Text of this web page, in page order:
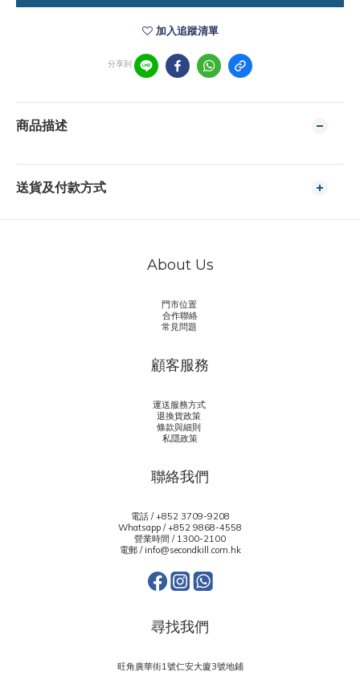
加入追蹤清單
分享到
商品描述
送貨及付款方式
About Us
門市位置
合作聯絡
常見問題
顧客服務
運送服務方式
退換貨政策
條款與細則
私隱政策
聯絡我們
電話 / +852 3709-9208
Whatsapp /+852 9868-4558
營業時間 / 1300-2100
電郵 / info@secondkill.com.hk
尋找我們
旺角廣華街1號仁安大廈3號地鋪